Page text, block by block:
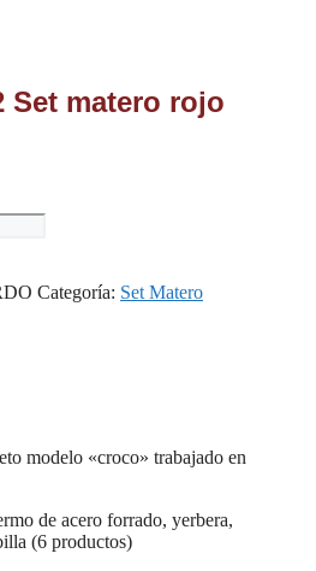
Set matero rojo
Categoría: Set Matero
modelo «croco» trabajado en
de acero forrado, yerbera,
(6 productos)